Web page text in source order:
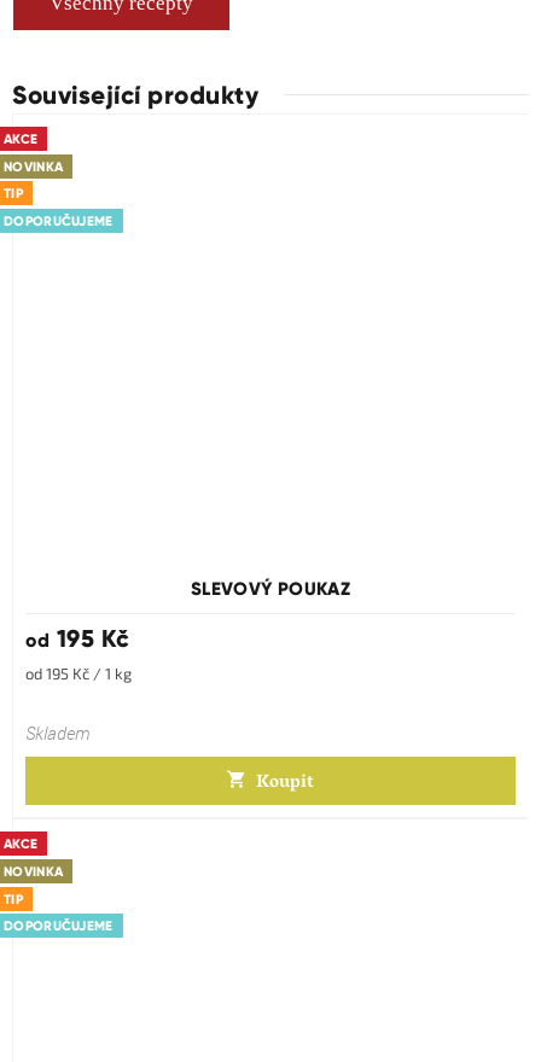
Související produkty
AKCE
NOVINKA
TIP
DOPORUČUJEME
SLEVOVÝ POUKAZ
od 195 Kč
Měrná
od 195 Kč / 1 kg
Skladem
Koupit
AKCE
NOVINKA
TIP
DOPORUČUJEME